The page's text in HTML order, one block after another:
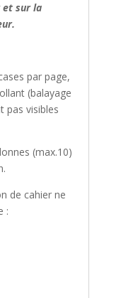
et sur la
par page,
(balayage
pas visibles
(max.10)
de cahier ne
: